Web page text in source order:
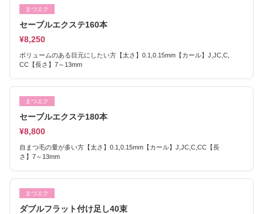
まつエク
セーブルエクステ160本
¥8,250
ボリュームのある目元にしたい方【太さ】0.1,0.15mm【カール】J,JC,C,
CC【長さ】7～13mm
まつエク
セーブルエクステ180本
¥8,800
自まつ毛の量が多い方【太さ】0.1,0.15mm【カール】J,JC,C,CC【長
さ】7～13mm
まつエク
ダブルフラット付け足し40束